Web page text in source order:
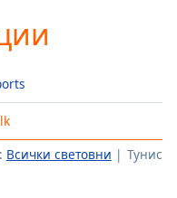
Всички световни Тунис